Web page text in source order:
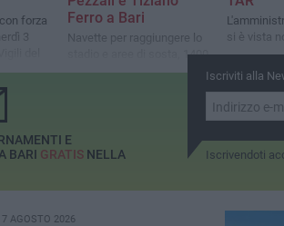
forza
3
Ferro a Bari
Navette per raggiungere lo
stadio e aree di sosta, 1400
posti auto nel Polipark
si è vista
Iscriviti alla
Iscrivendoti
E
BARI GRATISNELLA
7 AGOSTO 2026